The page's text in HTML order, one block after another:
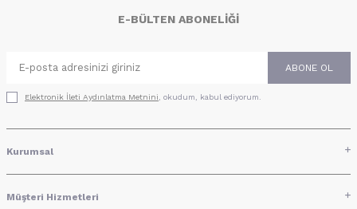
E-BÜLTEN ABONELIĞI
ABONE OL
Elektronik İleti Aydınlatma Metni‌ni , okudum, kabul ediyorum.
Kurumsal
Müşteri Hizmetleri